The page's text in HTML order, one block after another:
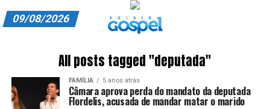
ASSINE
09/08/2026
All posts tagged "deputada"
FAMÍLIA 5 anos atrás
Câmara aprova perda do mandato da deputada
Flordelis, acusada de mandar matar o marido